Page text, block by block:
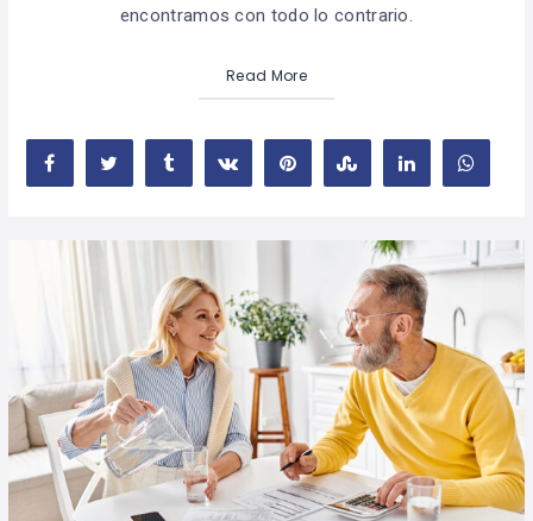
encontramos con todo lo contrario.
Read More